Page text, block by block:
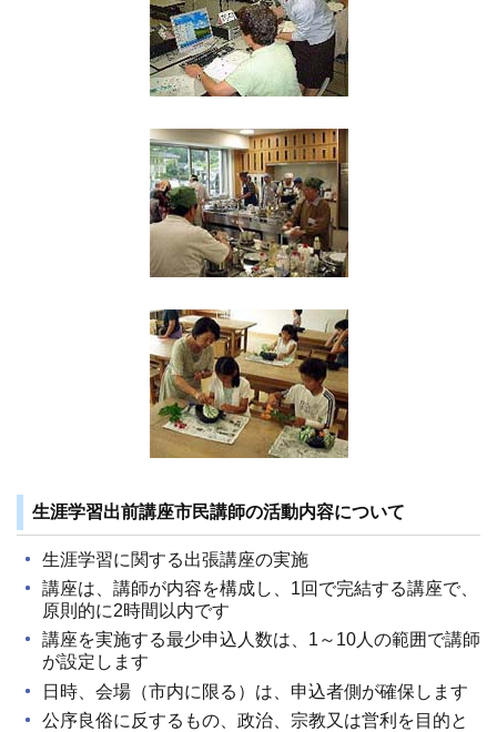
生涯学習出前講座市民講師の活動内容について
生涯学習に関する出張講座の実施
講座は、講師が内容を構成し、1回で完結する講座で、
原則的に2時間以内です
講座を実施する最少申込人数は、1～10人の範囲で講師
が設定します
日時、会場（市内に限る）は、申込者側が確保します
公序良俗に反するもの、政治、宗教又は営利を目的と